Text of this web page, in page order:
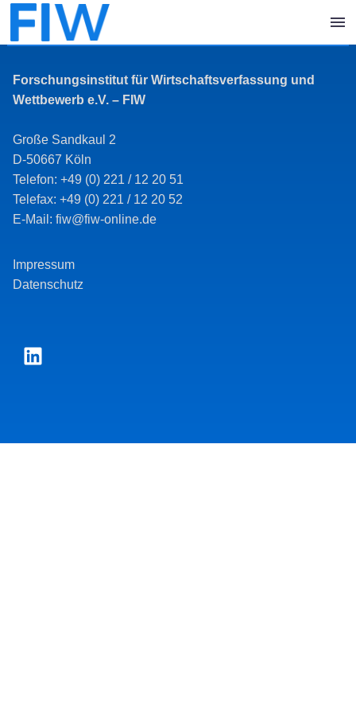
Forschungsinstitut für Wirtschaftsverfassung und
Wettbewerb e.V. – FIW
Große Sandkaul 2
D-50667 Köln
Telefon: +49 (0) 221 / 12 20 51
Telefax: +49 (0) 221 / 12 20 52
E-Mail: fiw@fiw-online.de
Impressum
Datenschutz